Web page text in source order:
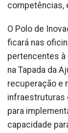
competências,
O Polo de
ficará nas
pertencentes à
na Tapada da
recuperação e
infraestruturas
para
capacidade